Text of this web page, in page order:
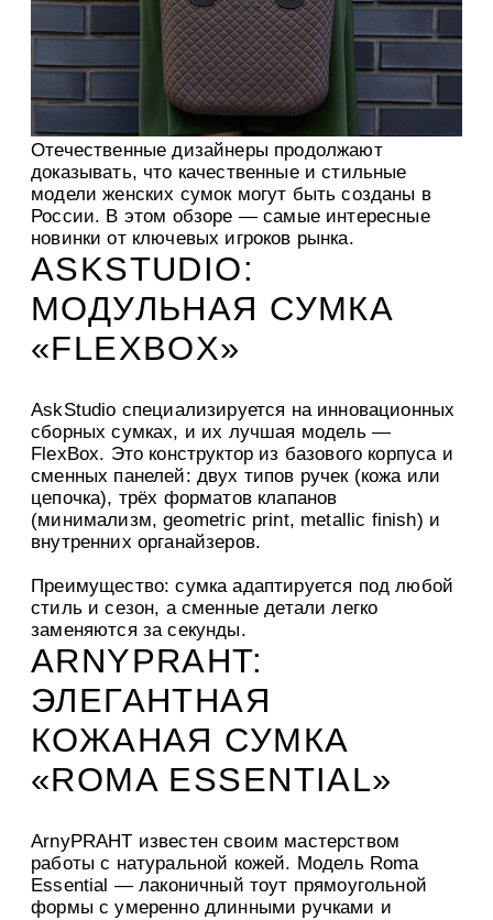
Отечественные дизайнеры продолжают
доказывать, что качественные и стильные
модели женских сумок могут быть созданы в
России. В этом обзоре — самые интересные
новинки от ключевых игроков рынка.
ASKSTUDIO:
МОДУЛЬНАЯ СУМКА
«FLEXBOX»
AskStudio специализируется на инновационных
сборных сумках, и их лучшая модель —
FlexBox. Это конструктор из базового корпуса и
сменных панелей: двух типов ручек (кожа или
цепочка), трёх форматов клапанов
(минимализм, geometric print, metallic finish) и
внутренних органайзеров.
Преимущество: сумка адаптируется под любой
стиль и сезон, а сменные детали легко
заменяются за секунды.
ARNYPRAHT:
ЭЛЕГАНТНАЯ
КОЖАНАЯ СУМКА
«ROMA ESSENTIAL»
ArnyPRAHT известен своим мастерством
работы с натуральной кожей. Модель Roma
Essential — лаконичный тоут прямоугольной
формы с умеренно длинными ручками и